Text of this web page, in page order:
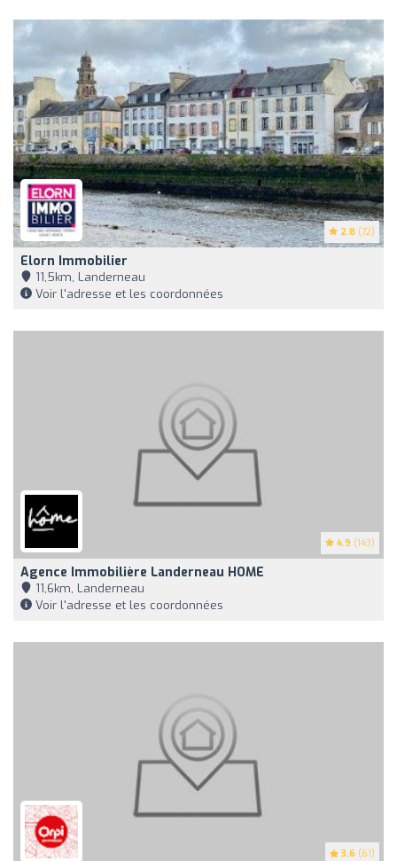
2.8 (72)
Elorn Immobilier
11,5km, Landerneau
Voir l'adresse et les coordonnées
4.9 (143)
Agence Immobilière Landerneau HOME
11,6km, Landerneau
Voir l'adresse et les coordonnées
3.6 (61)